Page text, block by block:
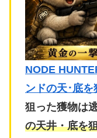
NODE
ンドの天･底
狙った獲物は
の天井・底を